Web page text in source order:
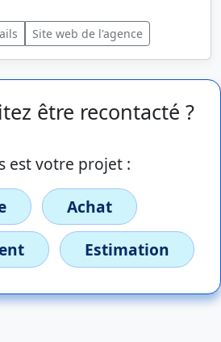
Site web de l'agence
être recontacté ?
est votre projet :
Achat
Estimation